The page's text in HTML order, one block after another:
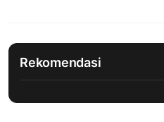
Rekomendasi